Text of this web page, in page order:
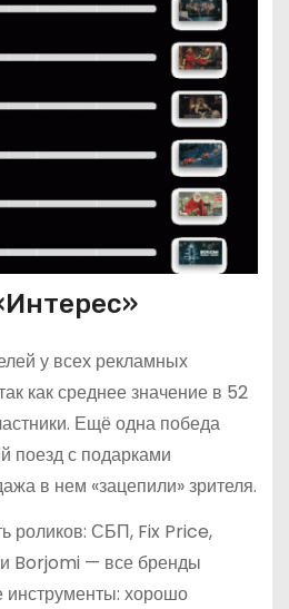
у всех рекламных
как среднее значение в 52
Ещё одна победа
поезд с подарками
в нем «зацепили» зрителя.
роликов: СБП, Fix Price,
и Borjomi — все бренды
инструменты: хорошо